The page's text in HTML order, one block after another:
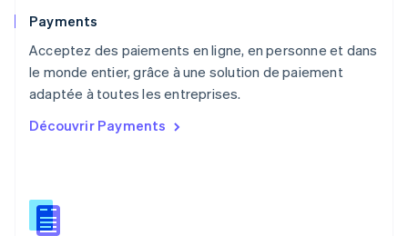
Payments
Acceptez des paiements en ligne, en personne et dans
le monde entier, grâce à une solution de paiement
adaptée à toutes les entreprises.
Découvrir Payments
English
NederlandsEnglish
Pologne
English
PortuguêsEnglish
English
Roumanie